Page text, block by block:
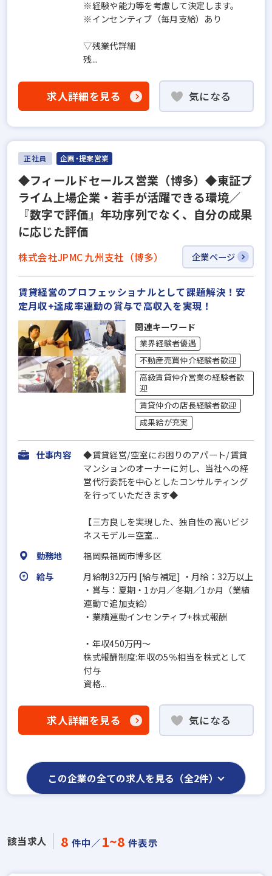
※経験や能力等を考慮して決定します。
※インセンティブ（毎月支給）あり
▽残業代詳細
残...
求人詳細を見る 気になる
正社員 企画・提案営業
◆フィールドセールス営業（博多）◆東証プ
ライム上場企業・若手が活躍できる環境／
『数字で評価』年功序列でなく、自分の成果
に応じた評価
株式会社JPMC 九州支社（博多） 企業ページ
賃貸経営のプロフェッショナルとして課題解決！安
定月収+達成率連動の賞与で高収入を実現！
関連キーワード
業界経験者優遇
不動産売買仲介経験者歓迎
高級賃貸仲介営業の経験者歓
迎
賃貸仲介の店長経験者歓迎
成果給が充実
仕事内容
◆賃貸経営/空室にお困りのアパート/賃貸
マンションのオーナーに対し、当社への経
営代行委託を中心としたコンサルティング
を行っていただきます◆
【三方良しを実現した、独自性の高いビジ
ネスモデル＝空室...
勤務地
福岡県福岡市博多区
給与
月給制32万円 [給与補足] ・月給：32万以上
・賞与：夏期・1か月／冬期／1か月（業績
連動で追加支給）
・業績連動インセンティブ+株式報酬
・年収450万円～
株式報酬制度:年収の5％相当を株式として
付与
資格...
求人詳細を見る 気になる
この企業の全ての求人を見る（全2件）
該当求人 8 件中／1~8 件表示